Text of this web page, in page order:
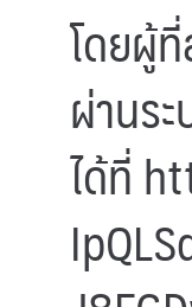
โดยผู้
ผ่านร
ได้ที่